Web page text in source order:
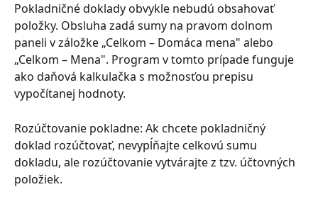
Pokladničné doklady obvykle nebudú obsahovať
položky. Obsluha zadá sumy na pravom dolnom
paneli v záložke „Celkom – Domáca mena" alebo
„Celkom – Mena". Program v tomto prípade funguje
ako daňová kalkulačka s možnosťou prepisu
vypočítanej hodnoty.
Rozúčtovanie pokladne: Ak chcete pokladničný
doklad rozúčtovať, nevypĺňajte celkovú sumu
dokladu, ale rozúčtovanie vytvárajte z tzv. účtovných
položiek.